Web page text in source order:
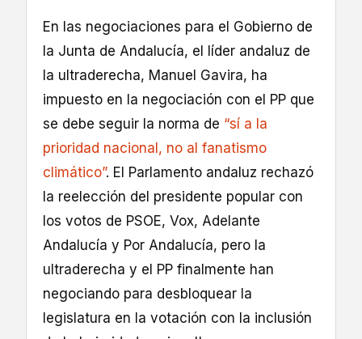
En las negociaciones para el Gobierno de
la Junta de Andalucía, el líder andaluz de
la ultraderecha, Manuel Gavira, ha
impuesto en la negociación con el PP que
se debe seguir la norma de “sí a la
prioridad nacional, no al fanatismo
climático”. El Parlamento andaluz rechazó
la reelección del presidente popular con
los votos de PSOE, Vox, Adelante
Andalucía y Por Andalucía, pero la
ultraderecha y el PP finalmente han
negociando para desbloquear la
legislatura en la votación con la inclusión